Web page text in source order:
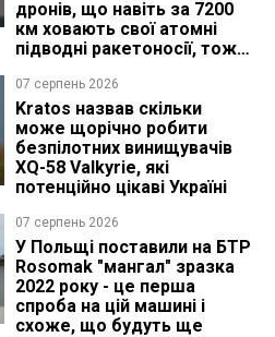
дронів, що навіть за 7200
км ховають свої атомні
підводні ракетоносії, тож
07 серпень 2026
Kratos назвав скільки
може щорічно робити
безпілотних винищувачів
XQ-58 Valkyrie, які
потенційно цікаві Україні
07 серпень 2026
У Польщі поставили на БТР
Rosomak "мангал" зразка
2022 року - це перша
спроба на цій машині і
схоже, що будуть ще